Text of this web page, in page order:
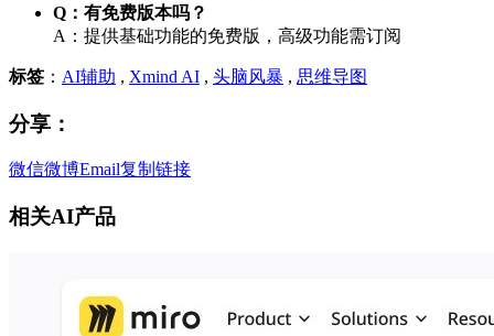
Q：有免费版本吗？
A：提供基础功能的免费版，高级功能需订阅
标签 ： AI辅助 , Xmind AI , 头脑风暴 , 思维导图
分享：
微信微博Email复制链接
相关AI产品